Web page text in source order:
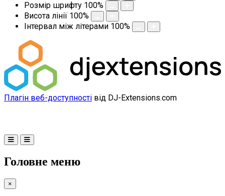
Розмір шрифту 100%
Висота лінії 100%
Інтервал між літерами 100%
Плагін веб-доступності від DJ-Extensions.com
Головне меню
×